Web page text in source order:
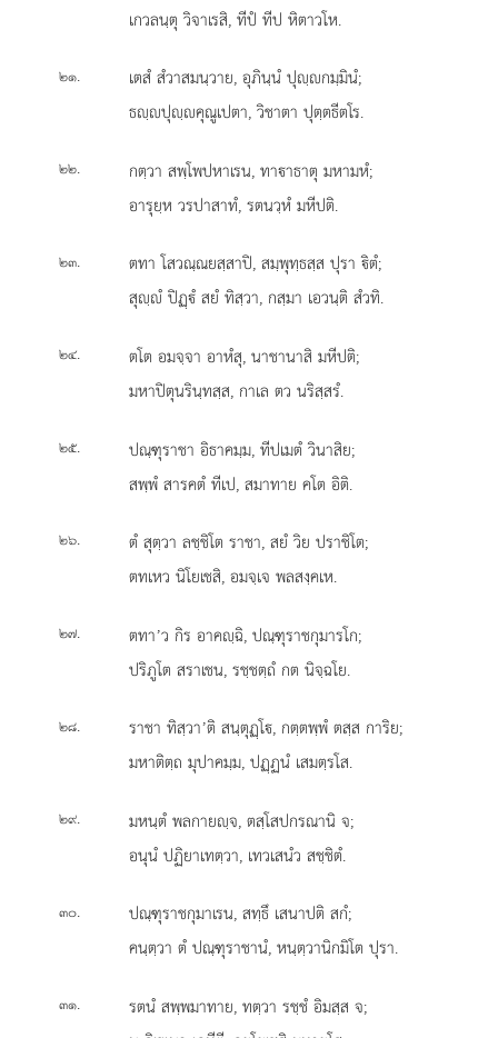
เกวลนฺตุ วิจาเรสิ, ทีปํ ทีป หิตาวโห.
๒๑.
เตสํ สํวาสมนฺวาย, อุภินฺนํ ปุฺกมฺมินํ;
ธฺปุฺคุณูเปตา, วิชาตา ปุตฺตธีตโร.
๒๒.
กตฺวา สพฺโพปหาเรน, ทาาธาตุ มหามหํ;
อารุยฺห วรปาสาทํ, รตนวฺหํ มหีปติ.
๒๓.
ตทา โสวณฺณยสฺสาปิ, สมฺพุทฺธสฺส ปุรา ิตํ;
สุฺํ ปิฏฺํ สยํ ทิสฺวา, กสฺมา เอวนฺติ สํวทิ.
๒๔. ตโต อมจฺจา อาหํสุ, นาชานาสิ มหีปติ;
มหาปิตุนรินฺทสฺส, กาเล ตว นริสฺสรํ.
๒๕.
ปณฺฑุราชา อิธาคมฺม, ทีปเมตํ วินาสิย;
สพฺพํ สารคตํ ทีเป, สมาทาย คโต อิติ.
๒๖.
ตํ สุตฺวา ลชฺชิโต ราชา, สยํ วิย ปราชิโต;
ตทเหว นิโยเชสิ, อมจฺเจ พลสงฺคเห.
๒๗.
ตทา’ว กิร อาคฺฉิ, ปณฺฑุราชกุมารโก;
ปริภูโต สราเชน, รชฺชตฺถํ กต นิจฺฉโย.
๒๘.
ราชา ทิสฺวา’ติ สนฺตุฏฺโ, กตฺตพฺพํ ตสฺส การิย;
มหาติตฺถ มุปาคมฺม, ปฏฺฏนํ เสมตฺรโส.
๒๙.
มหนฺตํ พลกายฺจ, ตสฺโสปกรณานิ จ;
อนุนํ ปฏิยาเทตฺวา, เทวเสนํว สชฺชิตํ.
๓๐.
ปณฺฑุราชกุมาเรน, สทฺธึ เสนาปติ สกํ;
คนฺตฺวา ตํ ปณฺฑุราชานํ, หนฺตฺวานิกมิโต ปุรา.
๓๑.
รตนํ สพฺพมาทาย, ทตฺวา รชฺชํ อิมสฺส จ;